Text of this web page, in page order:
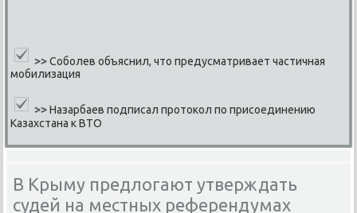
>>Соболев объяснил, что предусматривает частичная
мобилизация
>> Назарбаев подписал протокол по присоединению
Казахстана к ВТО
В Крыму предлогают утверждать
судей на местных референдумах